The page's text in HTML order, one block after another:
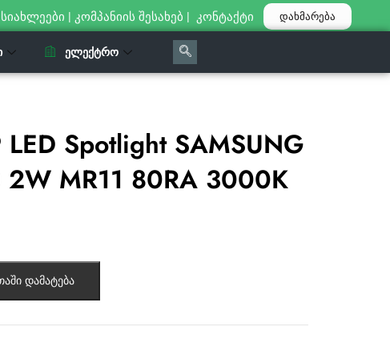
სიახლეები | კომპანიის შესახებ | კონტაქტი დახმარება
ᲔᲚᲔᲥᲢᲠᲝ
LED Spotlight SAMSUNG
2W MR11 80RA 3000K
დამატება